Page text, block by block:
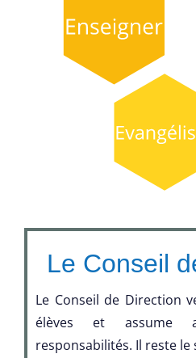
Le Conseil
Le Conseil de Direction
élèves et assume
responsabilités. Il reste le